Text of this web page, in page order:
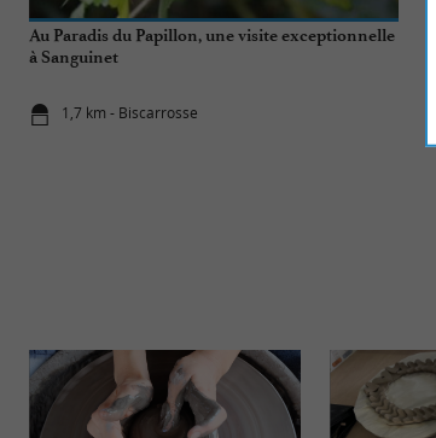
Au Paradis du Papillon, une visite exceptionnelle
à Sanguinet
1,7 km - Biscarrosse